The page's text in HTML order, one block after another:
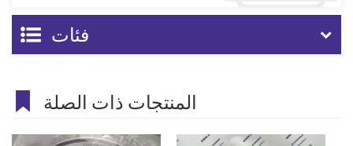
فئات
المنتجات ذات الصلة